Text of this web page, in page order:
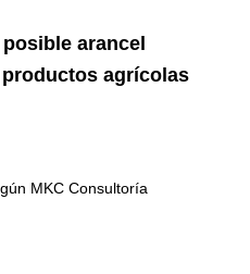
arancel
agrícolas
MKC Consultoría